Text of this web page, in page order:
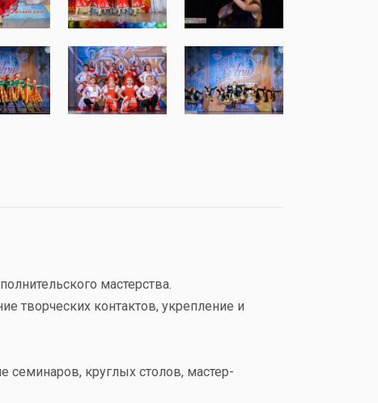
мастерства.
творческих контактов, укрепление и
семинаров, круглых столов, мастер-